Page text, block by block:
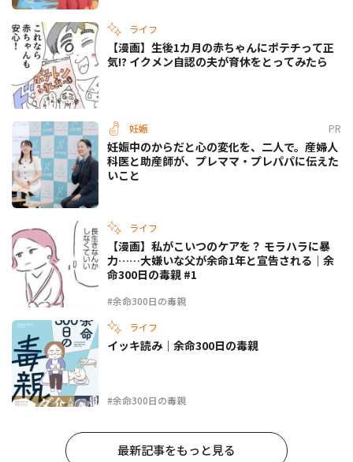
ライフ
【漫画】生後1カ月の赤ちゃんにポテチって正
気!? イクメン自認の夫が育休をとってみたら
妊娠 PR
妊娠中のからだと心の変化を、二人で。産婦人
科医と助産師が、プレママ・プレパパに伝えた
いこと
ライフ
#余命300日の毒親
【漫画】私がこいつのケアを？ モラハラに暴
力……大嫌いな父が余命1年と宣告される｜余
命300日の毒親 #1
ライフ
#余命300日の毒親
イッキ読み｜余命300日の毒親
最新記事をもっと見る